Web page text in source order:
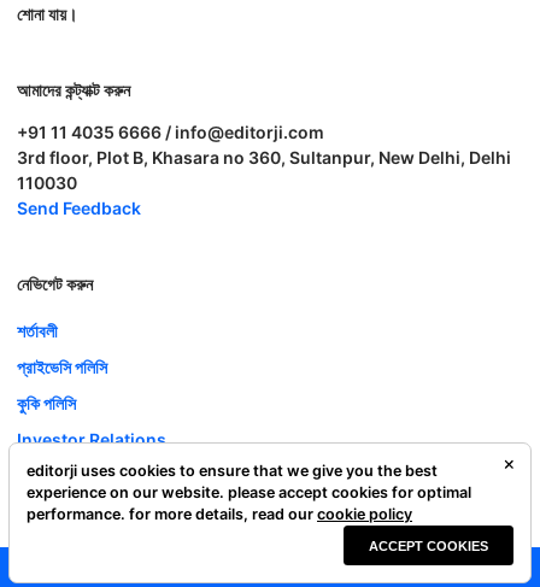
শোনা যায়।
আমাদের কন্ট্যাক্ট করুন
+91 11 4035 6666 / info@editorji.com
3rd floor, Plot B, Khasara no 360, Sultanpur, New Delhi, Delhi
110030
Send Feedback
নেভিগেট করুন
শর্তাবলী
প্রাইভেসি পলিসি
কুকি পলিসি
Investor Relations
ক্যারিয়ার
Complaint Redressal
Editorji Technologies Pvt. Ltd. © 2022 All Rights Reserved.
editorji uses cookies to ensure that we give you the best
experience on our website. please accept cookies for optimal
performance. for more details, read our cookie policy
ACCEPT COOKIES